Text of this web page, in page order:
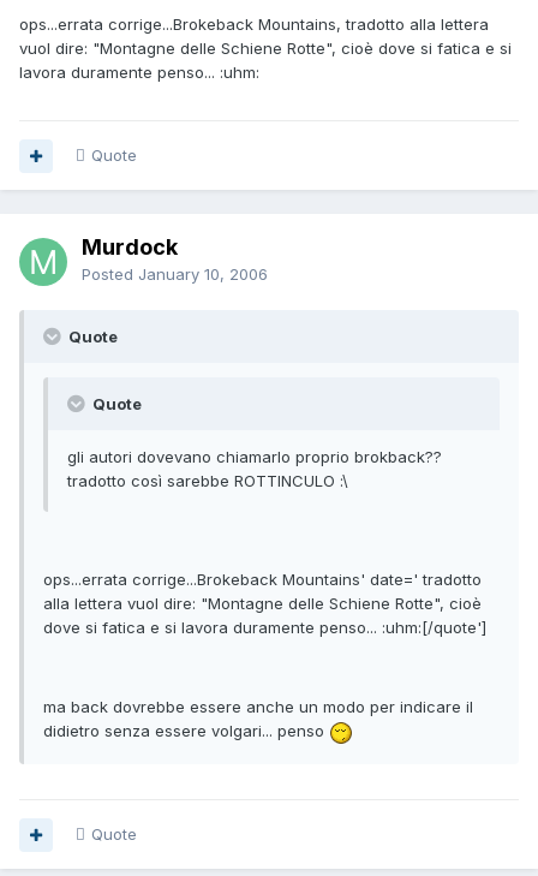
ops...errata corrige...Brokeback Mountains, tradotto alla lettera
vuol dire: "Montagne delle Schiene Rotte", cioè dove si fatica e si
lavora duramente penso... :uhm:
Quote
Murdock
Posted January 10, 2006
Quote
Quote
gli autori dovevano chiamarlo proprio brokback??
tradotto così sarebbe ROTTINCULO :\
ops...errata corrige...Brokeback Mountains' date=' tradotto
alla lettera vuol dire: "Montagne delle Schiene Rotte", cioè
dove si fatica e si lavora duramente penso... :uhm:[/quote']
ma back dovrebbe essere anche un modo per indicare il
didietro senza essere volgari... penso
Quote